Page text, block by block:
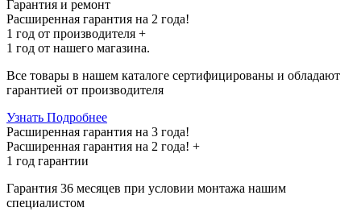
Гарантия и ремонт
Расширенная гарантия на 2 года!
1 год от производителя +
1 год от нашего магазина.
Все товары в нашем каталоге сертифицированы и обладают
гарантией от производителя
Узнать Подробнее
Расширенная гарантия на 3 года!
Расширенная гарантия на 2 года! +
1 год гарантии
Гарантия 36 месяцев при условии монтажа нашим
специалистом